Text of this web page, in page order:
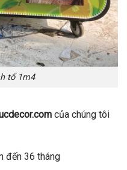
tố 1m4
của chúng tôi
đến 36 tháng